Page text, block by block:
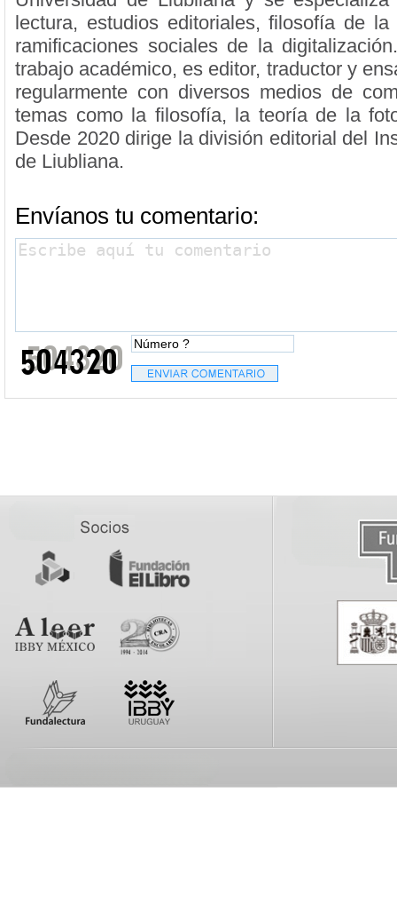
lectura, estudios editoriales, filosofía de
ramificaciones sociales de la
trabajo académico, es editor, traductor y
regularmente con diversos medios de
temas como la filosofía, la teoría de la
Desde 2020 dirige la división editorial del
de Liubliana.
Envíanos tu comentario: